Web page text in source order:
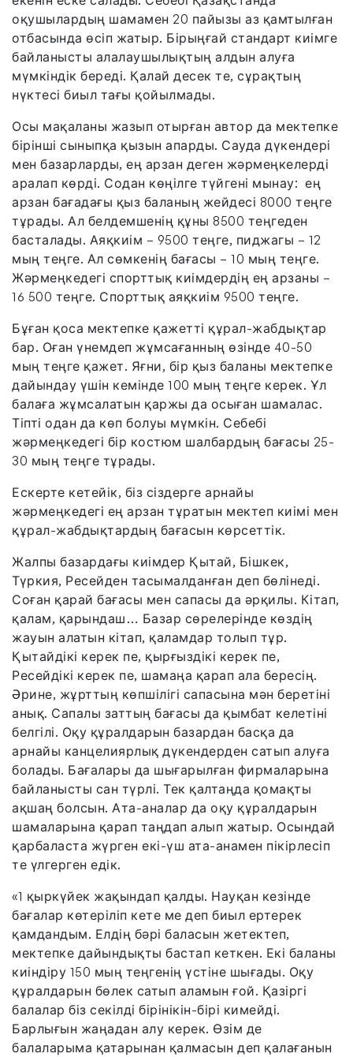
оқушылардың шамамен 20 пайызы аз қамтылған
отбасында өсіп жатыр. Бірыңғай стандарт киімге
байланысты алалаушылықтың алдын алуға
мүмкіндік береді. Қалай десек те, сұрақтың
нүктесі биыл тағы қойылмады.
Осы мақаланы жазып отырған автор да мектепке
бірінші сыныпқа қызын апарды. Сауда дүкендері
мен базарларды, ең арзан деген жәрмеңкелерді
аралап көрді. Содан көңілге түйгені мынау: ең
арзан бағадағы қыз баланың жейдесі 8000 теңге
тұрады. Ал белдемшенің құны 8500 теңгеден
басталады. Аяқкиім – 9500 теңге, пиджагы – 12
мың теңге. Ал сөмкенің бағасы – 10 мың теңге.
Жәрмеңкедегі спорттық киімдердің ең арзаны –
16 500 теңге. Спорттық аяқкиім 9500 теңге.
Бұған қоса мектепке қажетті құрал-жабдықтар
бар. Оған үнемдеп жұмсағанның өзінде 40-50
мың теңге қажет. Яғни, бір қыз баланы мектепке
дайындау үшін кемінде 100 мың теңге керек. Ұл
балаға жұмсалатын қаржы да осыған шамалас.
Тіпті одан да көп болуы мүмкін. Себебі
жәрмеңкедегі бір костюм шалбардың бағасы 25-
30 мың теңге тұрады.
Ескерте кетейік, біз сіздерге арнайы
жәрмеңкедегі ең арзан тұратын мектеп киімі мен
құрал-жабдықтардың бағасын көрсеттік.
Жалпы базардағы киімдер Қытай, Бішкек,
Түркия, Ресейден тасымалданған деп бөлінеді.
Соған қарай бағасы мен сапасы да әрқилы. Кітап,
қалам, қарындаш… Базар сөрелерінде көздің
жауын алатын кітап, қаламдар толып тұр.
Қытайдікі керек пе, қырғыздікі керек пе,
Ресейдікі керек пе, шамаңа қарап ала бересің.
Әрине, жұрттың көпшілігі сапасына мән беретіні
анық. Сапалы заттың бағасы да қымбат келетіні
белгілі. Оқу құралдарын базардан басқа да
арнайы канцелиярлық дүкендерден сатып алуға
болады. Бағалары да шығарылған фирмаларына
байланысты сан түрлі. Тек қалтаңда қомақты
ақшаң болсын. Ата-аналар да оқу құралдарын
шамаларына қарап таңдап алып жатыр. Осындай
қарбаласта жүрген екі-үш ата-анамен пікірлесіп
те үлгерген едік.
«1 қыркүйек жақындап қалды. Науқан кезінде
бағалар көтеріліп кете ме деп биыл ертерек
қамдандым. Елдің бәрі баласын жетектеп,
мектепке дайындықты бастап кеткен. Екі баланы
киіндіру 150 мың теңгенің үстіне шығады. Оқу
құралдарын бөлек сатып аламын ғой. Қазіргі
балалар біз секілді бірінікін-бірі кимейді.
Барлығын жаңадан алу керек. Өзім де
балаларыма қатарынан қалмасын деп қалағанын